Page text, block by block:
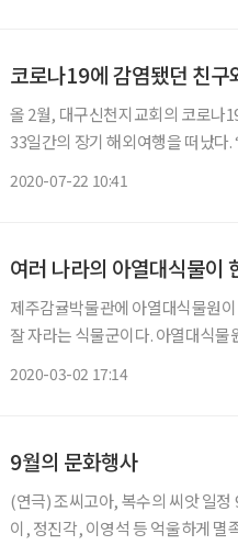
코로나19에 감염됐던 친구
올 2월, 대구신천지교회의 코로나
33일간의 장기 해외여행을 떠났다.
2020-07-22 10:41
여러 나라의 아열대식물이
제주감귤박물관에 아열대식물원
잘 자라는 식물군이다. 아열대식물
2020-03-02 17:14
9월의 문화행사
(연극) 조씨고아, 복수의 씨앗 일
이, 정진각, 이영석 등 억울하게 멸